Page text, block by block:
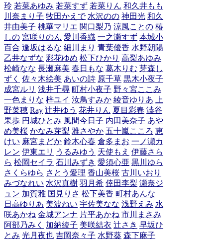
玲 若菜あゆみ 若菜すず 若菜りん 和久井もも
川奈まり子 牧田かえで 水沢のの 神田光 和久
井由美子 桃華マリエ 関口梨乃 涼風ことの 椿
しの 宮咲りのん 愛川香織 一之瀬すず 本城小
百合 逢坂はるな 細川まり 青葉優香 水野朝陽
乙井なずな 彩花ゆめ 松下ひかり 高梨あゆみ
松崎なな 長瀬麻美 春日もな 葛木りむ 芽森し
ずく 佐々木絵美 あいの詩 原千草 黒木小夜子
成宮ルリ 浅井千尋 町村小夜子 野々宮ここみ
一色まりな 梓ユイ 汝鳥すみか 綾音ゆりあ
上
野菜穂 Ray 辻井ゆう 花井りん 夏目彩春 澁谷
果歩 円城ひとみ 風間今日子 内田美奈子 あや
め美桜 かなみ芽梨 雅さやか 五十嵐こころ 恵
けい 麻宮まどか 鈴木心春 倉多まお 一ノ瀬カ
レン 伊東エリ うるみゆう 天使もえ 伊藤さら
ら 松岡セイラ 石川みずき 愛須心亜 黒川ゆら
さくらゆら さとう愛理 香山美桜 古川いおり
みづなれい 水沢真樹 羽月希 倖田李梨 瀬奈ジ
ュン 加賀雅 国見りさ 松下美香 町村あんな
日高ゆりあ 美波ねい 宇佐美なな 浅野えみ 水
咲あかね 金城アンナ 片平あかね 市川まさみ
阿部乃みく
加納綾子 美咲結衣 辻さき 早坂ひ
とみ 光月夜也 吉岡奈々子 水野葵 森下麻子